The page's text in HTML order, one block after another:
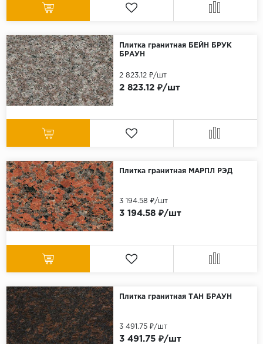
Плитка гранитная БЕЙН БРУК
БРАУН
2 823.12 ₽/шт
2 823.12 ₽/шт
Плитка гранитная МАРПЛ РЭД
3 194.58 ₽/шт
3 194.58 ₽/шт
Плитка гранитная ТАН БРАУН
3 491.75 ₽/шт
3 491.75 ₽/шт